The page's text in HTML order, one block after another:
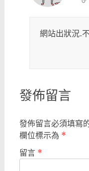
網站出狀況..
發佈留言
發佈留言必須填寫
欄位標示為 *
留言 *